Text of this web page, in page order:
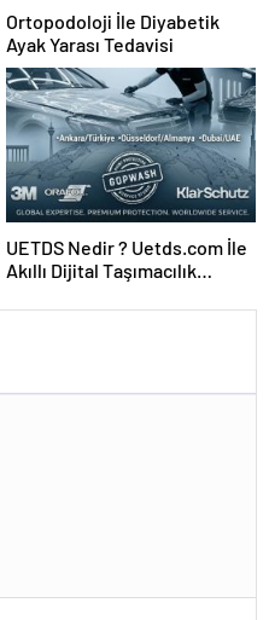
Ortopodoloji İle Diyabetik
Ayak Yarası Tedavisi
UETDS Nedir ? Uetds.com İle
Akıllı Dijital Taşımacılık